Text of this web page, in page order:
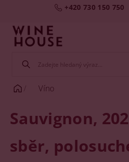
+420 730 150 750
Víno
Sauvignon,
sběr,